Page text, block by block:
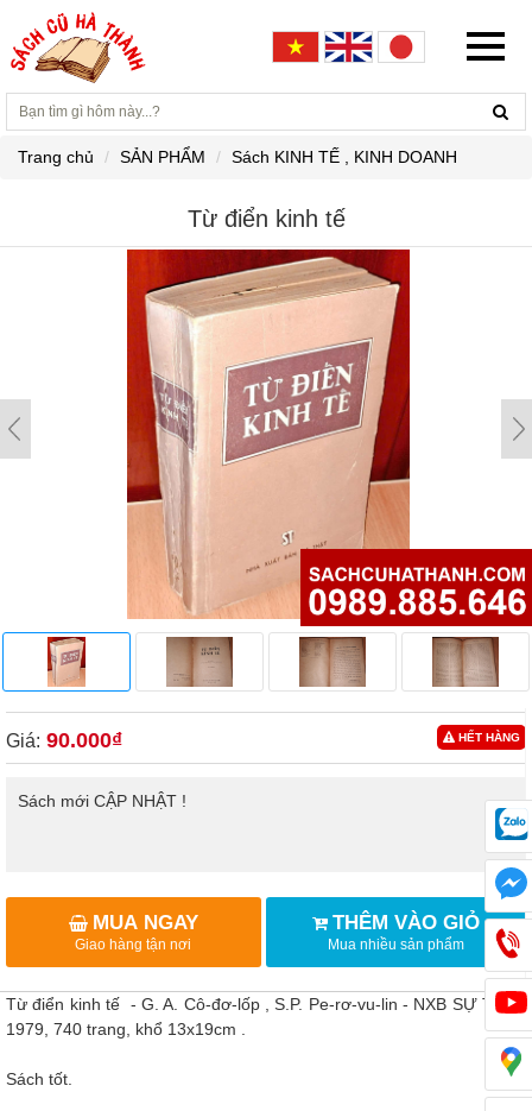
Trang chủ SẢN PHẨM Sách KINH TẾ , KINH DOANH
Từ điển kinh tế
HẾT HÀNG
Giá: 90.000₫
Sách mới CẬP NHẬT !
MUA NGAY
Giao hàng tận nơi
THÊM VÀO GIỎ
Mua nhiều sản phẩm
Từ điển kinh tế - G. A. Cô-đơ-lốp , S.P. Pe-rơ-vu-lin - NXB SỰ THẬT
1979, 740 trang, khổ 13x19cm .
Sách tốt.